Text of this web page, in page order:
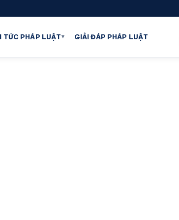
TỨC PHÁP LUẬT▾ GIẢI ĐÁP PHÁP LUẬT